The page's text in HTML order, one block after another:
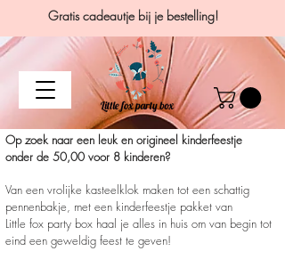
Gratis cadeautje bij je bestelling!
Op zoek naar een leuk en origineel kinderfeestje
onder de 50,00 voor 8 kinderen?
Van een vrolijke kasteelklok maken tot een schattig
pennenbakje, met een kinderfeestje pakket van
Little fox party box haal je alles in huis om van begin tot
eind een geweldig feest te geven!